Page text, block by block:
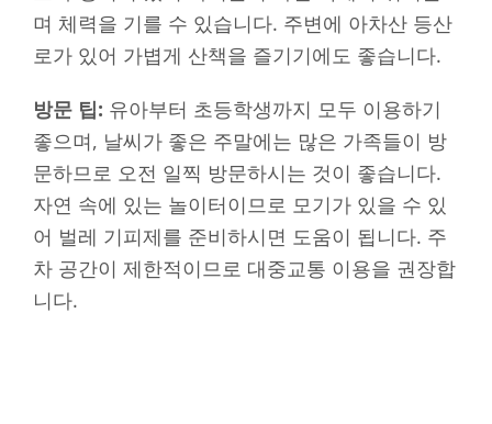
며 체력을 기를 수 있습니다. 주변에 아차산 등산
로가 있어 가볍게 산책을 즐기기에도 좋습니다.
방문 팁: 유아부터 초등학생까지 모두 이용하기
좋으며, 날씨가 좋은 주말에는 많은 가족들이 방
문하므로 오전 일찍 방문하시는 것이 좋습니다.
자연 속에 있는 놀이터이므로 모기가 있을 수 있
어 벌레 기피제를 준비하시면 도움이 됩니다. 주
차 공간이 제한적이므로 대중교통 이용을 권장합
니다.